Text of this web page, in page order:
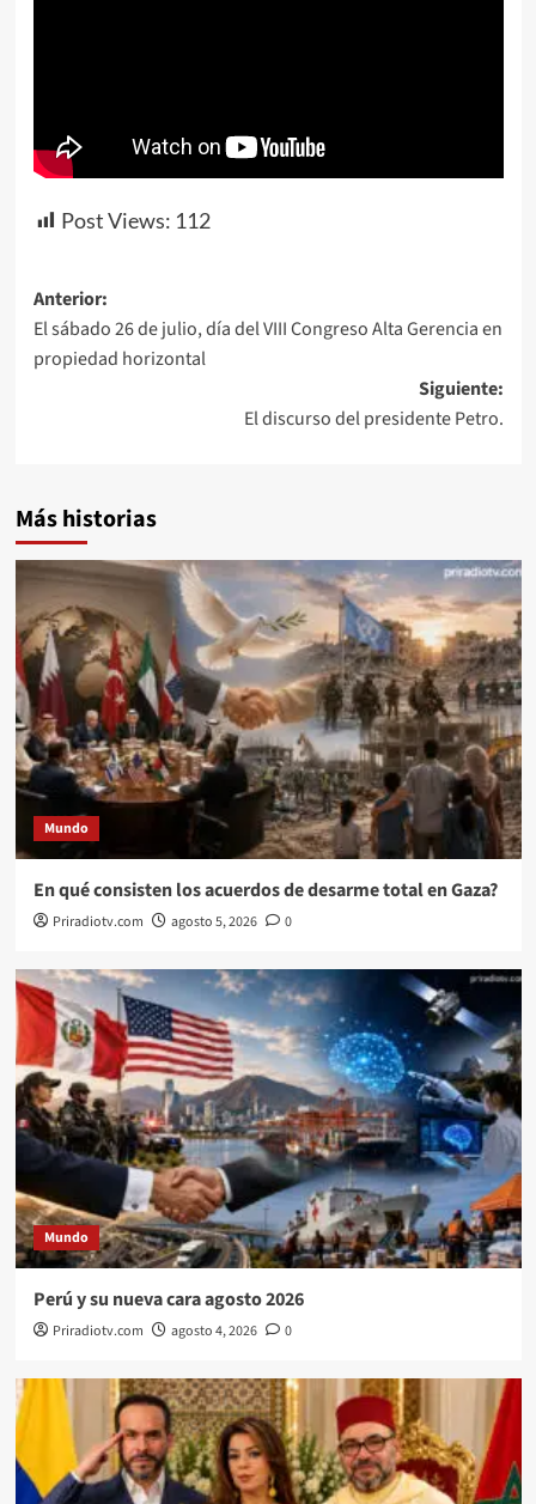
Post Views: 112
Navegación
de
entradas
Anterior:
El sábado 26 de julio, día del VIII Congreso Alta Gerencia en
propiedad horizontal
Siguiente:
El discurso del presidente Petro.
Más historias
Mundo
En qué consisten los acuerdos de desarme total en Gaza?
Priradiotv.com agosto 5, 2026 0
Mundo
Perú y su nueva cara agosto 2026
Priradiotv.com agosto 4, 2026 0